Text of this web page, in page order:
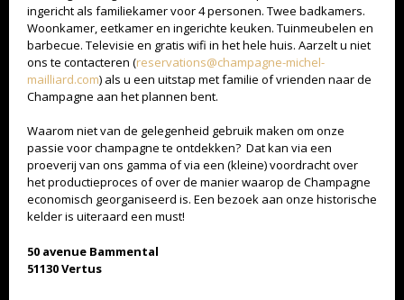
ingericht als familiekamer voor 4 personen. Twee badkamers.
Woonkamer, eetkamer en ingerichte keuken. Tuinmeubelen en
barbecue. Televisie en gratis wifi in het hele huis. Aarzelt u niet
ons te contacteren (reservations@champagne-michel-
mailliard.com) als u een uitstap met familie of vrienden naar de
Champagne aan het plannen bent.
Waarom niet van de gelegenheid gebruik maken om onze
passie voor champagne te ontdekken? Dat kan via een
proeverij van ons gamma of via een (kleine) voordracht over
het productieproces of over de manier waarop de Champagne
economisch georganiseerd is. Een bezoek aan onze historische
kelder is uiteraard een must!
50 avenue Bammental
51130 Vertus
TEVEEL ALKOHOL IS NIET GOED VOOR U. DRINK MET MATE.